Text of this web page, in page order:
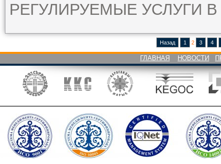
РЕГУЛИРУЕМЫЕ УСЛУГИ В
Назад 1 2 3 4
ГЛАВНАЯ НОВОСТИ